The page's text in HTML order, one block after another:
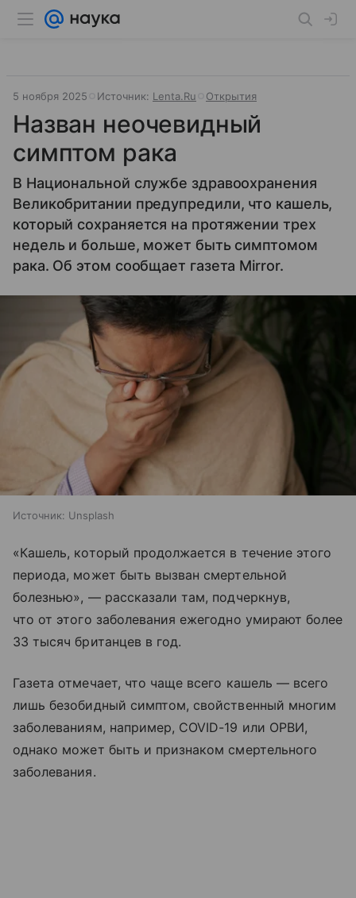
5 ноября 2025 Источник: Lenta.Ru Открытия
Назван неочевидный
симптом рака
В Национальной службе здравоохранения
Великобритании предупредили, что кашель,
который сохраняется на протяжении трех
недель и больше, может быть симптомом
рака. Об этом сообщает газета Mirror.
Источник: Unsplash
«Кашель, который продолжается в течение этого
периода, может быть вызван смертельной
болезнью», — рассказали там, подчеркнув,
что от этого заболевания ежегодно умирают более
33 тысяч британцев в год.
Газета отмечает, что чаще всего кашель — всего
лишь безобидный симптом, свойственный многим
заболеваниям, например, COVID-19 или ОРВИ,
однако может быть и признаком смертельного
заболевания.